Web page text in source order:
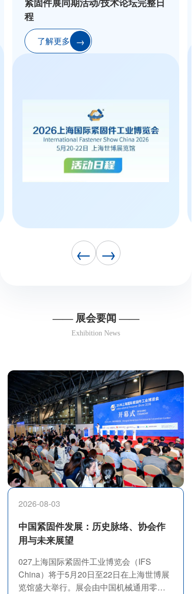
程
了解更多
← →
—— 展会要闻 ——
Exhibition News
2026-08-03
中国紧固件发展：历史脉络、协会作
用与未来展望
027上海国际紧固件工业博览会（IFS
China）将于5月20日至22日在上海世博展
览馆盛大举行。展会由中国机械通用零部